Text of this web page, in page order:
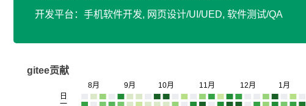
开发平台：手机软件开发, 网页设计/UI/UED, 软件测试/QA
gitee贡献